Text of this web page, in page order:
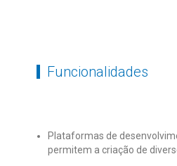
Funcionalidades
Plataformas de
permitem a criação de